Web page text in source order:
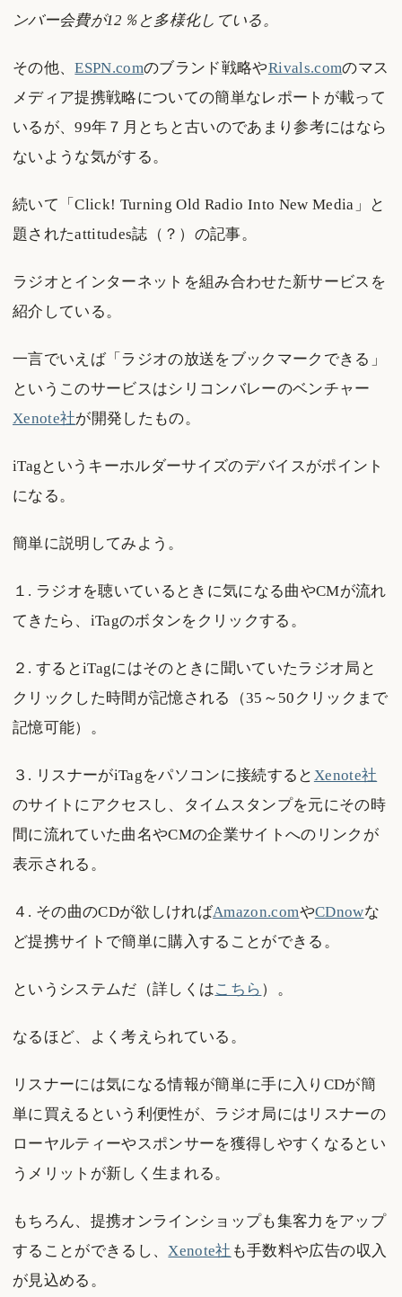
ンバー会費が12％と多様化している。
その他、ESPN.comのブランド戦略やRivals.comのマス
メディア提携戦略についての簡単なレポートが載って
いるが、99年７月とちと古いのであまり参考にはなら
ないような気がする。
続いて「Click! Turning Old Radio Into New Media」と
題されたattitudes誌（？）の記事。
ラジオとインターネットを組み合わせた新サービスを
紹介している。
一言でいえば「ラジオの放送をブックマークできる」
というこのサービスはシリコンバレーのベンチャー
Xenote社が開発したもの。
iTagというキーホルダーサイズのデバイスがポイント
になる。
簡単に説明してみよう。
１. ラジオを聴いているときに気になる曲やCMが流れ
てきたら、iTagのボタンをクリックする。
２. するとiTagにはそのときに聞いていたラジオ局と
クリックした時間が記憶される（35～50クリックまで
記憶可能）。
３. リスナーがiTagをパソコンに接続すると Xenote社
のサイトにアクセスし、タイムスタンプを元にその時
間に流れていた曲名やCMの企業サイトへのリンクが
表示される。
４. その曲のCDが欲しければAmazon.comやCDnowな
ど提携サイトで簡単に購入することができる。
というシステムだ（詳しくはこちら ）。
なるほど、よく考えられている。
リスナーには気になる情報が簡単に手に入りCDが簡
単に買えるという利便性が、ラジオ局にはリスナーの
ローヤルティーやスポンサーを獲得しやすくなるとい
うメリットが新しく生まれる。
もちろん、提携オンラインショップも集客力をアップ
することができるし、Xenote社 も手数料や広告の収入
が見込める。